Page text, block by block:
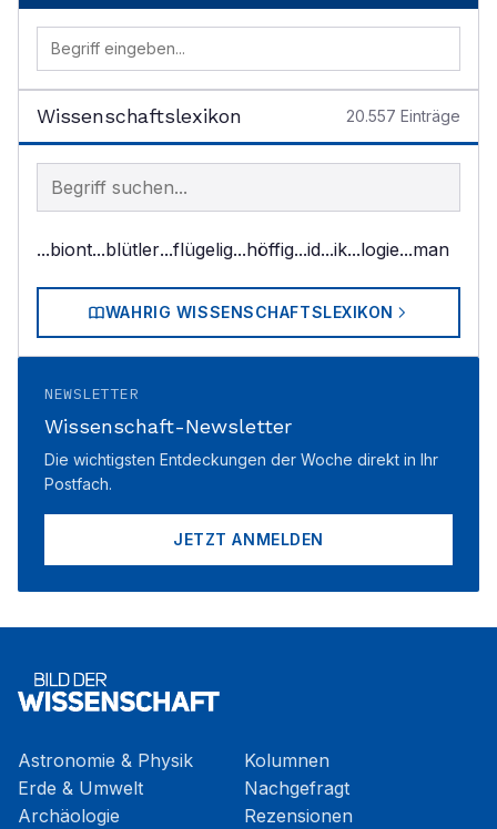
Wissenschaftslexikon 20.557 Einträge
Begriff im Lexikon suchen
...biont...blütler...flügelig...höffig...id...ik...logie...man
WAHRIG WISSENSCHAFTSLEXIKON
NEWSLETTER
Wissenschaft-Newsletter
Die wichtigsten Entdeckungen der Woche direkt in Ihr
Postfach.
JETZT ANMELDEN
Astronomie & Physik
Erde & Umwelt
Archäologie
Kolumnen
Nachgefragt
Rezensionen